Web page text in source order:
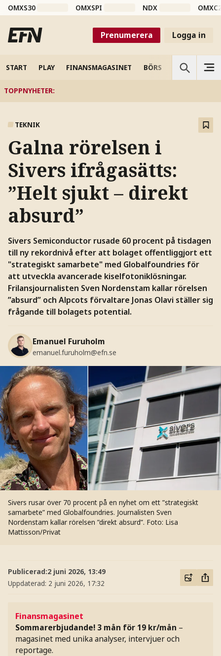
OMXS30 OMXSPI NDX
Prenumerera Logga in
START PLAY FINANSMAGASINET BÖRS VETENSKAP
TOPPNYHETER:
TEKNIK
Galna rörelsen i
Sivers ifrågasätts:
”Helt sjukt – direkt
absurd”
Sivers Semiconductor rusade 60 procent på tisdagen
till ny rekordnivå efter att bolaget offentliggjort ett
"strategiskt samarbete" med Globalfoundries för
att utveckla avancerade kiselfotoniklösningar.
Frilansjournalisten Sven Nordenstam kallar rörelsen
”absurd” och Alpcots förvaltare Jonas Olavi ställer sig
frågande till bolagets potential.
Emanuel Furuholm
emanuel.furuholm@efn.se
Sivers rusar över 70 procent på en nyhet om ett ”strategiskt
samarbete” med Globalfoundries. Journalisten Sven
Nordenstam kallar rörelsen ”direkt absurd”. Foto: Lisa
Mattisson/Privat
Publicerad:2 juni 2026, 13:49
Uppdaterad: 2 juni 2026, 17:32
Finansmagasinet
Sommarerbjudande! 3 mån för 19 kr/mån –
magasinet med unika analyser, intervjuer och
reportage.